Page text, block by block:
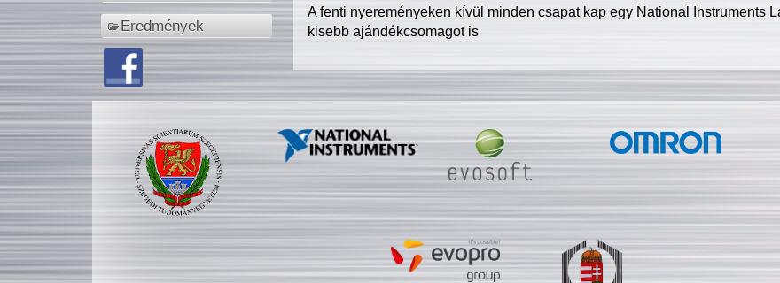
Eredmények
A fenti nyereményeken kívül minden csapat kap egy National Instruments
kisebb ajándékcsomagot is